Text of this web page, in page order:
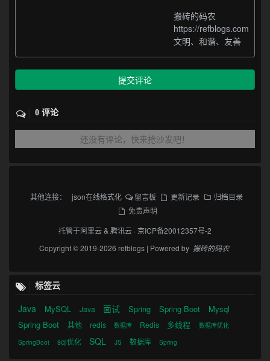
搬砖的码农
https://refblogs.com
文明、和谐、友善
提交评论
0 评论
还没有评论，快来抢沙发吧！
其他连接： json在线格式化 留言板 更新记录
归档目录
免责声明
托管于阿里云& 腾讯云 ·京ICP备20012357号-2
Copyright © 2019-2026 refblogs | Powered by 搬砖的码农
标签云
Java MySQL Java 面试 Spring Spring Boot
Mysql
Spring Boot
其他 redis 数据库 Redis 多线程
数据库优化
SpringBoot
sql优化 SQL JS 数据库 Spring